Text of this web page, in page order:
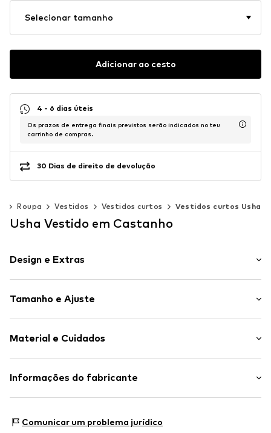
Selecionar tamanho
Adicionar ao cesto
4 - 6 dias úteis
Os prazos de entrega finais previstos serão indicados no teu
carrinho de compras.
30 Dias de direito de devolução
Roupa Vestidos Vestidos curtos Vestidos curtos Usha
Usha Vestido em Castanho
Design e Extras
Gola mandarim
Bainha/borda cosida
Gola mandarim
Tamanho e Ajuste
Comprimento: Até aos joelhos
Ajuste: Ajuste normal
Material e Cuidados
Material: 100% Poliéster - PES
Informações do fabricante
22529 Hamburg
Comunicar um problema jurídico